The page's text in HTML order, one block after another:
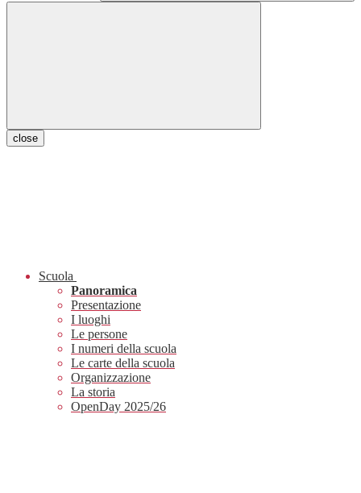
close
Scuola
Panoramica
Presentazione
I luoghi
Le persone
I numeri della scuola
Le carte della scuola
Organizzazione
La storia
OpenDay 2025/26